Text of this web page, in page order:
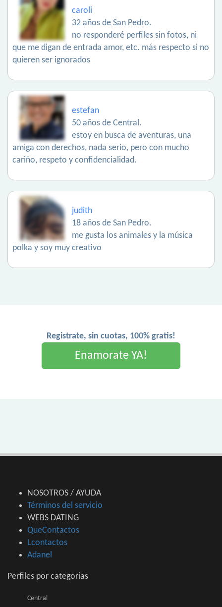
caroli
32 años de San Pedro.
no responderé perfiles sin fotos, ni
que me digan de entrada amor, etc. más respecto si no
quieren ser ignorados
estefan
50 años de Central.
estoy en busca de aventuras, una
amiga con derechos, nada serio, pero con mucho
cariño, respeto y confidencialidad.
judith
18 años de San Pedro.
me gusta los animales y la música
polka y soy muy creativo
Registrate, sin cuotas, 100% gratis!
Enamorate YA!
NOSOTROS / AYUDA
Términos del servicio
WEBS DATING
QueContactos
Lcontactos
Adanel
Perfiles por categorias
Central